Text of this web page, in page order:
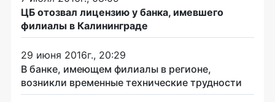
ЦБ отозвал лицензию у банка, имевшего
филиалы в Калининграде
29 июня 2016г., 20:29
В банке, имеющем филиалы в регионе,
возникли временные технические трудности